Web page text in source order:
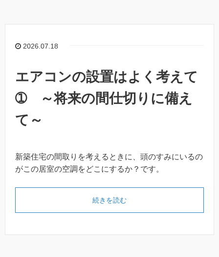
2026.07.18
エアコンの設置はよく考えて
➀ ～将来の間仕切りに備え
て～
新築住宅の間取りを考えるときに、頭のすみにいるの
がこの居室の空調をどこにするか？です。
続きを読む